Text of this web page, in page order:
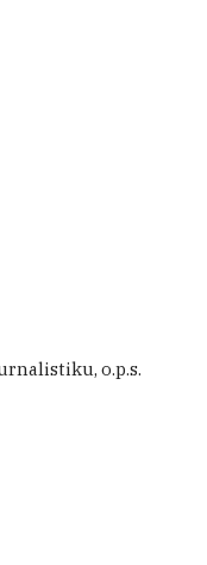
o.p.s.